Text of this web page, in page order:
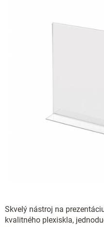
Skvelý nástroj na
kvalitného plexiskla,